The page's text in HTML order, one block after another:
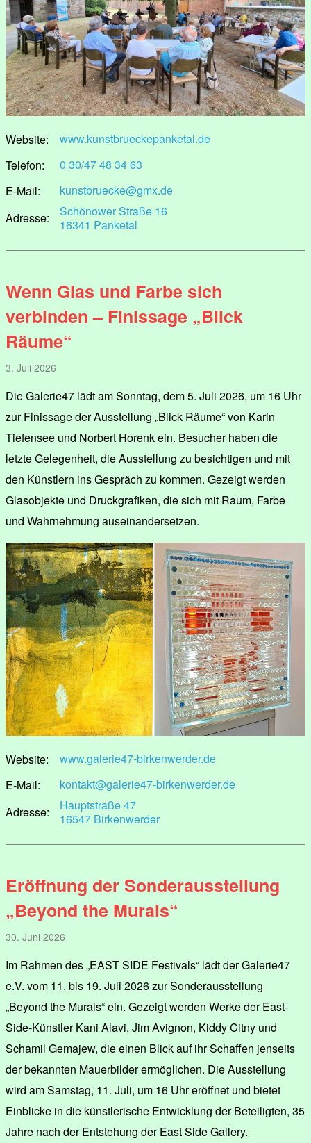
Website:
www.kunstbrueckepanketal.de
Telefon:
0 30/47 48 34 63
E-Mail:
kunstbruecke@gmx.de
Adresse:
Schönower Straße 16
16341 Panketal
Wenn Glas und Farbe sich
verbinden – Finissage „Blick
Räume“
3. Juli 2026
Die Galerie47 lädt am Sonntag, dem 5. Juli 2026, um 16 Uhr
zur Finissage der Ausstellung „Blick Räume“ von Karin
Tiefensee und Norbert Horenk ein. Besucher haben die
letzte Gelegenheit, die Ausstellung zu besichtigen und mit
den Künstlern ins Gespräch zu kommen. Gezeigt werden
Glasobjekte und Druckgrafiken, die sich mit Raum, Farbe
und Wahrnehmung auseinandersetzen.
Website:
www.galerie47-birkenwerder.de
E-Mail:
kontakt@galerie47-birkenwerder.de
Adresse:
Hauptstraße 47
16547 Birkenwerder
Eröffnung der Sonderausstellung
„Beyond the Murals“
30. Juni 2026
Im Rahmen des „EAST SIDE Festivals“ lädt der Galerie47
e.V. vom 11. bis 19. Juli 2026 zur Sonderausstellung
„Beyond the Murals“ ein. Gezeigt werden Werke der East-
Side-Künstler Kani Alavi, Jim Avignon, Kiddy Citny und
Schamil Gemajew, die einen Blick auf ihr Schaffen jenseits
der bekannten Mauerbilder ermöglichen. Die Ausstellung
wird am Samstag, 11. Juli, um 16 Uhr eröffnet und bietet
Einblicke in die künstlerische Entwicklung der Beteiligten, 35
Jahre nach der Entstehung der East Side Gallery.